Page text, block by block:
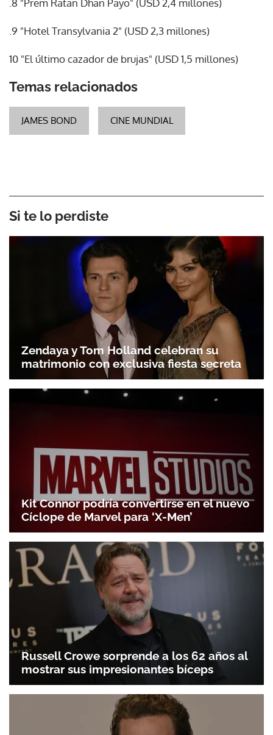
.8 "Prem Ratan Dhan Payo" (USD 2,4 millones)
.9 "Hotel Transylvania 2" (USD 2,3 millones)
10 "El último cazador de brujas" (USD 1,5 millones)
Temas relacionados
JAMES BOND CINE MUNDIAL
Si te lo perdiste
Zendaya y Tom Holland celebran su
matrimonio con exclusiva fiesta secreta
Kit Connor podría convertirse en el nuevo
Cíclope de Marvel para ‘X-Men’
Russell Crowe sorprende a los 62 años al
mostrar sus impresionantes bíceps